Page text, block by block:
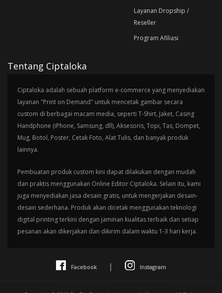
Layanan Dropship /
Reseller
Program Afiliasi
Tentang Ciptaloka
Ciptaloka adalah sebuah platform e-commerce yang menyediakan
layanan "Print on Demand" untuk mencetak gambar secara
custom di berbagai macam media, seperti T-Shirt, Jaket, Casing
Handphone (iPhone, Samsung, dll), Aksesoris, Topi, Tas, Dompet,
Mug, Botol, Poster, Cetak Foto, Alat Tulis, dan banyak produk
lainnya.
Pembuatan produk custom kini dapat dilakukan dengan mudah
dan praktis menggunakan Online Editor Ciptaloka. Selain itu, kami
juga menyediakan jasa desain gratis, untuk mengerjakan desain-
desain sederhana. Produk akan dicetak menggunakan teknologi
digital printing terkini dengan jaminan kualitas terbaik dan setiap
pesanan akan dikerjakan dan dikirim dalam waktu 1-3 hari kerja.
Facebook | Instagram